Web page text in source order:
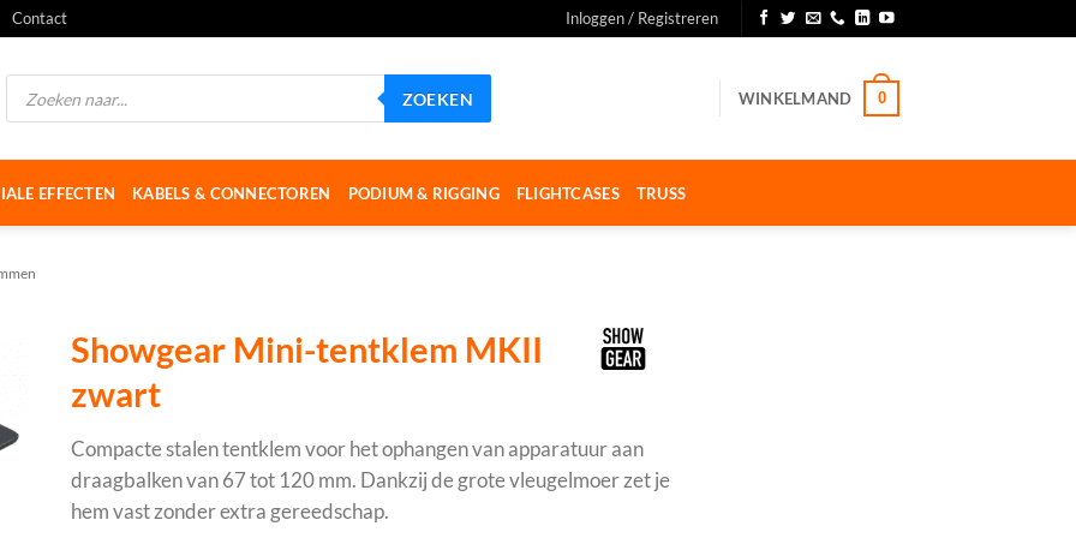
Contact Inloggen / Registreren
Producten
zoeken
ZOEKEN WINKELMAND 0
EFFECTEN KABELS & CONNECTOREN PODIUM & RIGGING FLIGHTCASES TRUSS
Showgear Mini-tentklem MKII
zwart
Compacte stalen tentklem voor het ophangen van apparatuur aan
draagbalken van 67 tot 120 mm. Dankzij de grote vleugelmoer zet je
hem vast zonder extra gereedschap.